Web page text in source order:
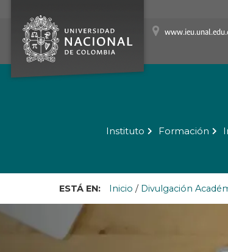
Instituto Formación
ESTÁ EN: Inicio / Divulgación